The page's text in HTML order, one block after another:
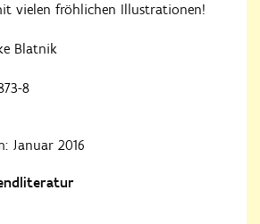
vielen fröhlichen Illustrationen!
Blatnik
8
Januar 2016